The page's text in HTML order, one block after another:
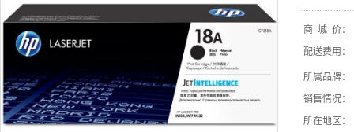
商 城 价：
配送费用：
所属品牌：
销售情况：
所在地区：